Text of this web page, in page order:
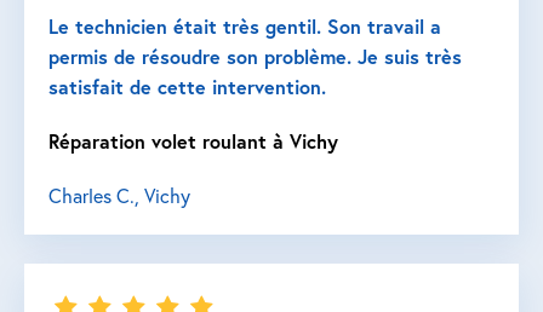
Le technicien était très gentil. Son travail a
permis de résoudre son problème. Je suis très
satisfait de cette intervention.
Réparation volet roulant à Vichy
Charles C., Vichy